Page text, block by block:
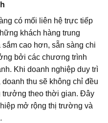
có mối liên hệ trực tiếp
khách hàng trung
cao hơn, sẵn sàng chi
bởi các chương trình
Khi doanh nghiệp duy trì
thu sẽ không chỉ đều
trưởng theo thời gian. Đây
mở rộng thị trường và